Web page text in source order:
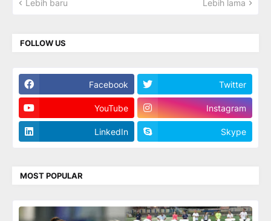
Lebih baru Lebih lama
FOLLOW US
Facebook Twitter
YouTube Instagram
LinkedIn Skype
MOST POPULAR